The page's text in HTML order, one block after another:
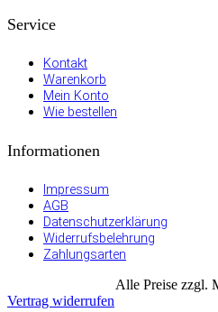
Service
Kontakt
Warenkorb
Mein Konto
Wie bestellen
Informationen
Impressum
AGB
Datenschutzerklärung
Widerrufsbelehrung
Zahlungsarten
Alle Preise zzgl.
Vertrag widerrufen